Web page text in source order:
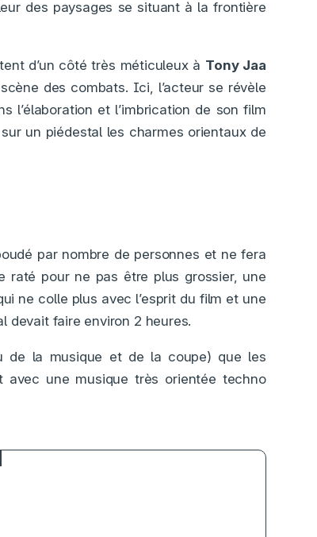
des paysages se situant à la frontière
d’un côté très méticuleux à Tony Jaa
des combats. Ici, l’acteur se révèle
l’élaboration et l’imbrication de son film
un piédestal les charmes orientaux de
par nombre de personnes et ne fera
raté pour ne pas être plus grossier, une
ne colle plus avec l’esprit du film et une
devait faire environ 2 heures.
de la musique et de la coupe) que les
avec une musique très orientée techno